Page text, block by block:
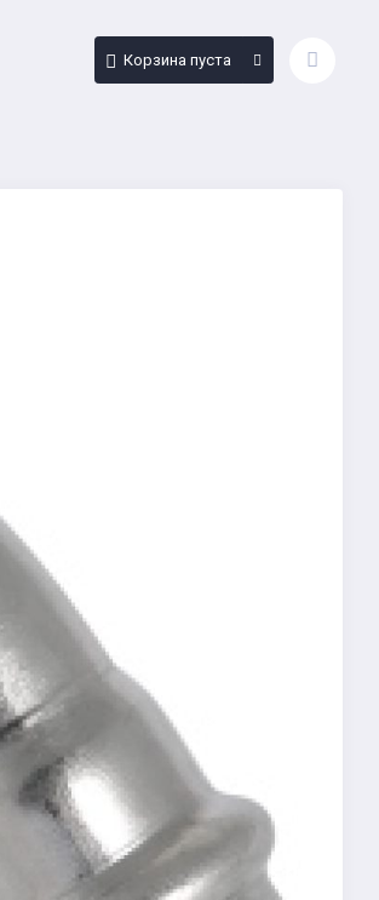
Корзина пуста